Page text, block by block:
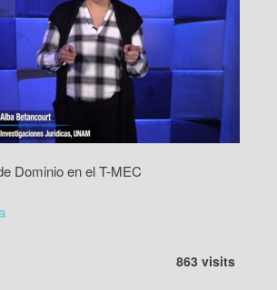
Dominio en el T-MEC
863 visits